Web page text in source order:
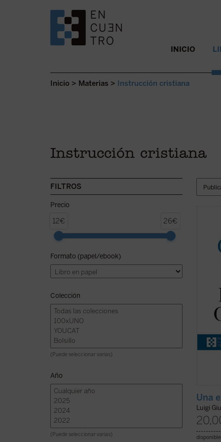
SALTAR AL CONTENIDO. INICIO
Inicio > Materias > Instrucción cristiana
Instrucción cristiana
FILTROS
Precio
12€ 26€
Formato (papel/ebook)
Colección
(Puede seleccionar varias)
Año
(Puede seleccionar varias)
los
Una
Luigi